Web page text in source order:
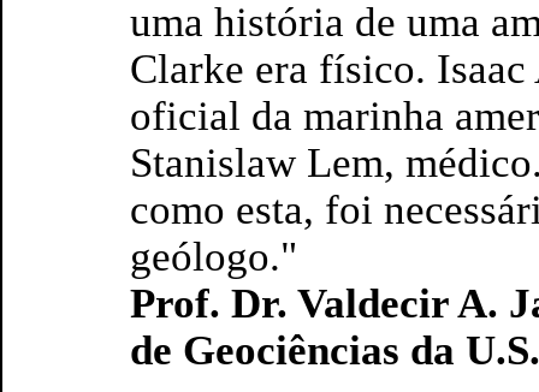
uma história de uma
Clarke era físico.
oficial da marinha
Stanislaw Lem,
como esta, foi
geólogo."
Prof. Dr. Valdecir A.
de Geociências da